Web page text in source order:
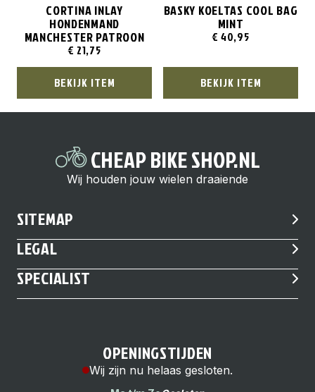
CORTINA INLAY
HONDENMAND
MANCHESTER PATROON
€ 21,75
BEKIJK ITEM
BASKY KOELTAS COOL BAG
MINT
€ 40,95
BEKIJK ITEM
CHEAP BIKE SHOP.NL
Wij houden jouw wielen draaiende
SITEMAP
LEGAL
SPECIALIST
OPENINGSTIJDEN
Wij zijn nu helaas gesloten.